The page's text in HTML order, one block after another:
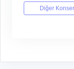
Diğer